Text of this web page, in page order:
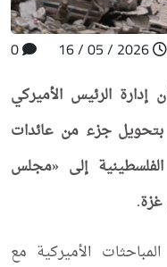
أن إدارة الرئيس الأميركي
بتحويل جزء من عائدات
إلى «مجلس
.
المباحثات الأميركية مع